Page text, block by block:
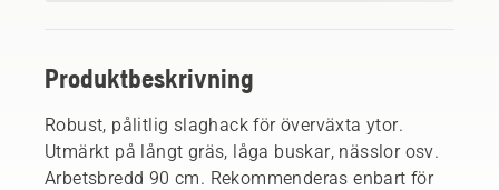
Produktbeskrivning
Robust, pålitlig slaghack för överväxta ytor.
Utmärkt på långt gräs, låga buskar, nässlor osv.
Arbetsbredd 90 cm. Rekommenderas enbart för